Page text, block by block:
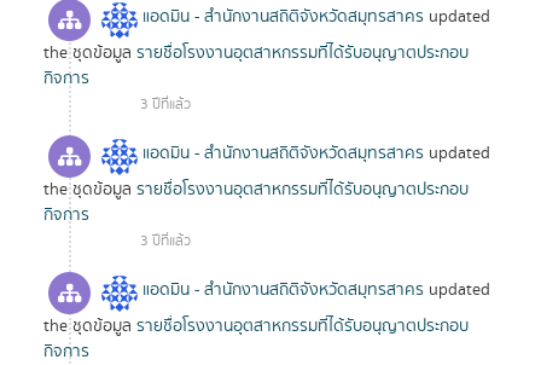
แอดมิน - สำนักงานสถิติจังหวัดสมุทรสาคร updated
the ชุดข้อมูล รายชื่อโรงงานอุตสาหกรรมที่ได้รับอนุญาตประกอบ
กิจการ
3 ปีที่แล้ว
แอดมิน - สำนักงานสถิติจังหวัดสมุทรสาคร updated
the ชุดข้อมูล รายชื่อโรงงานอุตสาหกรรมที่ได้รับอนุญาตประกอบ
กิจการ
3 ปีที่แล้ว
แอดมิน - สำนักงานสถิติจังหวัดสมุทรสาคร updated
the ชุดข้อมูล รายชื่อโรงงานอุตสาหกรรมที่ได้รับอนุญาตประกอบ
กิจการ